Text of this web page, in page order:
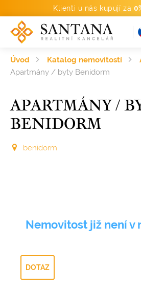
Klienti u nás kupují za
Úvod Katalog nemovitostí
Apartmány / byty Benidorm
APARTMÁNY /
BENIDORM
benidorm
Nemovitost již není v
DOTAZ